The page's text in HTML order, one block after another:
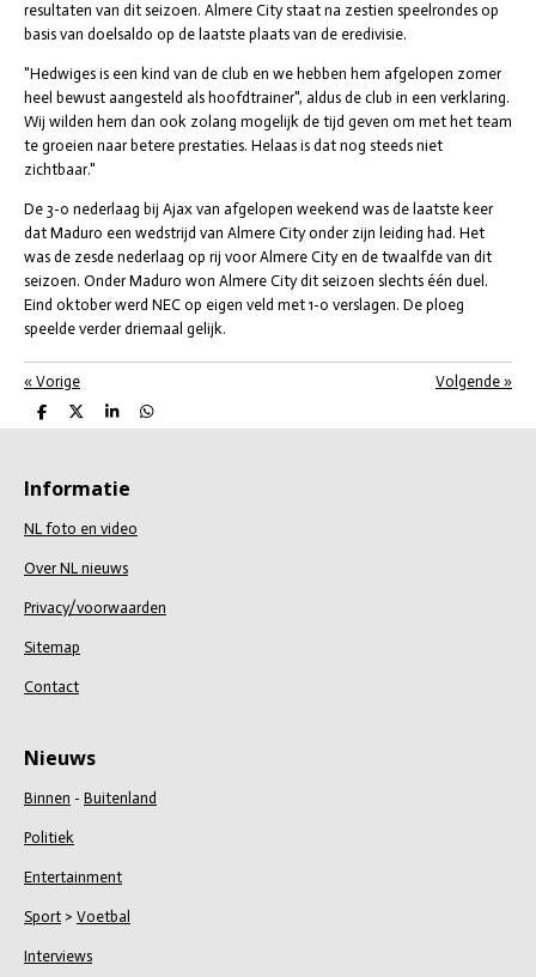
resultaten van dit seizoen. Almere City staat na zestien speelrondes op
basis van doelsaldo op de laatste plaats van de eredivisie.
"Hedwiges is een kind van de club en we hebben hem afgelopen zomer
heel bewust aangesteld als hoofdtrainer", aldus de club in een verklaring.
Wij wilden hem dan ook zolang mogelijk de tijd geven om met het team
te groeien naar betere prestaties. Helaas is dat nog steeds niet
zichtbaar."
De 3-0 nederlaag bij Ajax van afgelopen weekend was de laatste keer
dat Maduro een wedstrijd van Almere City onder zijn leiding had. Het
was de zesde nederlaag op rij voor Almere City en de twaalfde van dit
seizoen. Onder Maduro won Almere City dit seizoen slechts één duel.
Eind oktober werd NEC op eigen veld met 1-0 verslagen. De ploeg
speelde verder driemaal gelijk.
« Vorige Volgende »
D
e
n
D
e
S
h
e
D
e
Informatie
NL foto en video
Over NL nieuws
Privacy/voorwaarden
Sitemap
Contact
Nieuws
Binnen - Buitenland
Politiek
Entertainment
Sport > Voetbal
Interviews